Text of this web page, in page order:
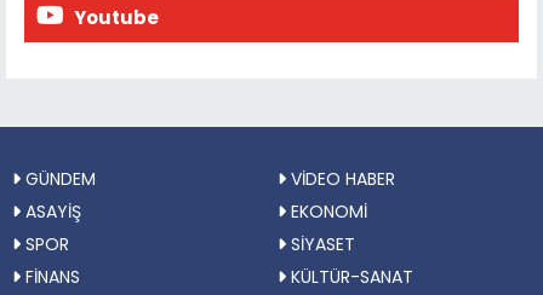
Youtube
GÜNDEM
VİDEO HABER
ASAYİŞ
EKONOMİ
SPOR
SİYASET
FİNANS
KÜLTÜR-SANAT